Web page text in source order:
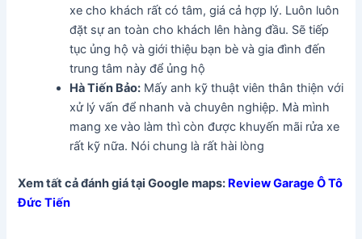
xe cho khách rất có tâm, giá cả hợp lý. Luôn luôn
đặt sự an toàn cho khách lên hàng đầu. Sẽ tiếp
tục ủng hộ và giới thiệu bạn bè và gia đình đến
trung tâm này để ủng hộ
Hà Tiến Bảo: Mấy anh kỹ thuật viên thân thiện với
xử lý vấn để nhanh và chuyên nghiệp. Mà mình
mang xe vào làm thì còn được khuyến mãi rửa xe
rất kỹ nữa. Nói chung là rất hài lòng
Xem tất cả đánh giá tại Google maps: Review Garage Ô Tô
Đức Tiến